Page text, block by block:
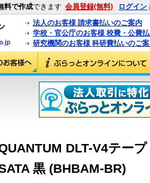
料で作成できます 会員登録(無料) ログイン
法人のお客様 請求書払いのご案内
学校・官公庁のお客様 校費・公費
研究機関のお客様 科研費払いのご
DLT-V4テ
黒 (BHBAM-BR)